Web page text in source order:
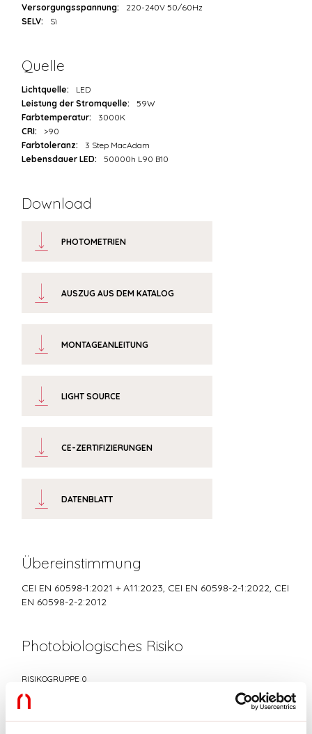
Versorgungsspannung:
220-240V 50/60Hz
SELV:
Sì
Quelle
Lichtquelle:
LED
Leistung der Stromquelle:
59W
Farbtemperatur:
3000K
CRI:
>90
Farbtoleranz:
3 Step MacAdam
Lebensdauer LED:
50000h L90 B10
Download
PHOTOMETRIEN
AUSZUG AUS DEM KATALOG
MONTAGEANLEITUNG
LIGHT SOURCE
CE-ZERTIFIZIERUNGEN
DATENBLATT
Übereinstimmung
CEI EN 60598-1:2021 + A11:2023, CEI EN 60598-2-1:2022, CEI
EN 60598-2-2:2012
Photobiologisches Risiko
RISIKOGRUPPE 0
Zertifiziertes Gerät in der RISIKO-FREIEN GRUPPE, in